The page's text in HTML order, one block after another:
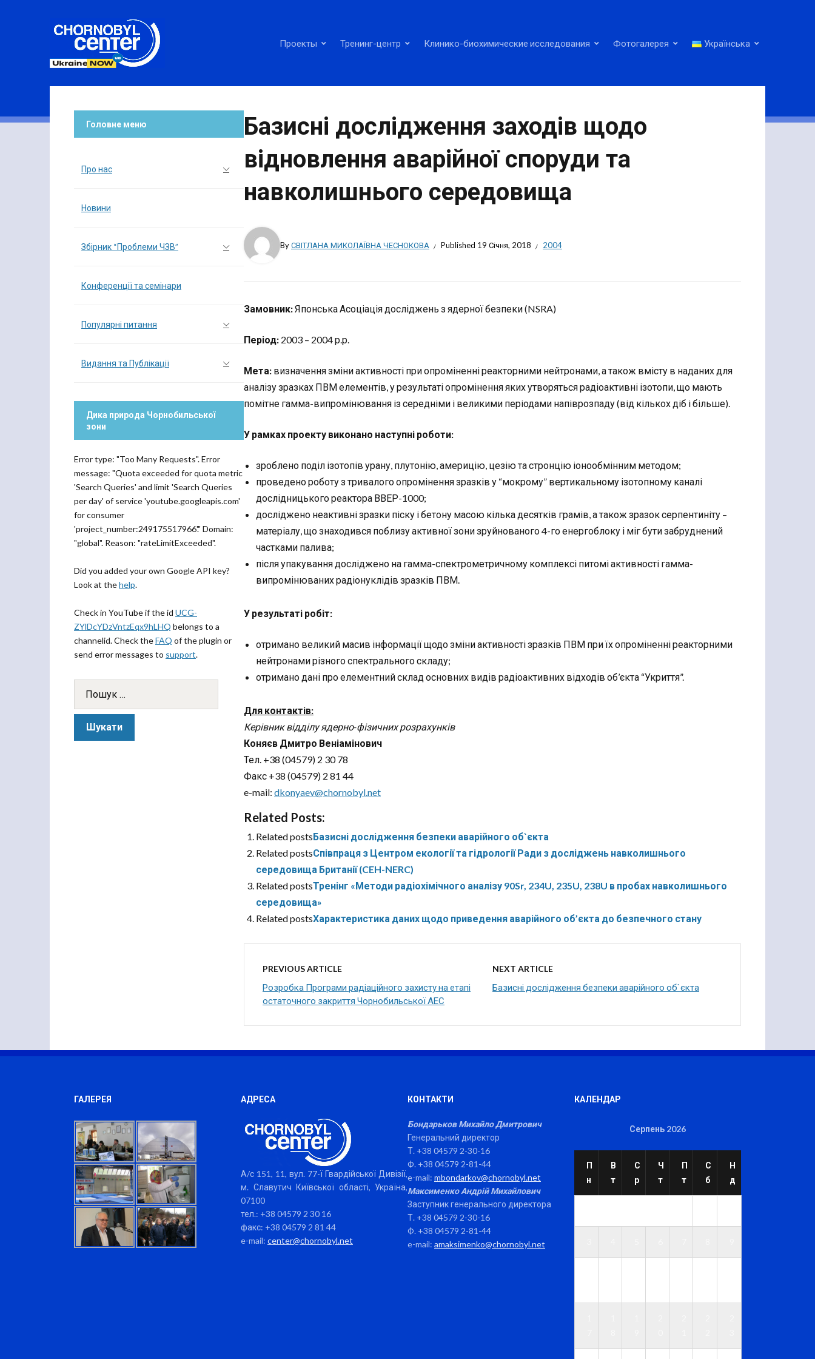
Проекты Тренинг-центр Клинико-биохимические исследования Фотогалерея Українська
Базисні дослідження заходів щодо
відновлення аварійної споруди та
навколишнього середовища
ByСВІТЛАНА МИКОЛАЇВНА ЧЕСНОКОВА Published 19 Січня, 2018 2004
Замовник:Японська Асоціація досліджень з ядерної безпеки (NSRA)
Період: 2003 – 2004 р.р.
Мета: визначення зміни активності при опроміненні реакторними нейтронами, а також вмісту в наданих для
аналізу зразках ПВМ елементів, у результаті опромінення яких утворяться радіоактивні ізотопи, що мають
помітне гамма-випромінювання із середніми і великими періодами напіврозпаду (від кількох діб і більше).
У рамках проекту виконано наступні роботи:
зроблено поділ ізотопів урану, плутонію, америцію, цезію та стронцію іонообмінним методом;
проведено роботу з тривалого опромінення зразків у “мокрому” вертикальному ізотопному каналі
дослідницького реактора ВВЕР-1000;
досліджено неактивні зразки піску і бетону масою кілька десятків грамів, а також зразок серпентиніту –
матеріалу, що знаходився поблизу активної зони зруйнованого 4-го енергоблоку і міг бути забруднений
частками палива;
після упакування досліджено на гамма-спектрометричному комплексі питомі активності гамма-
випромінюваних радіонуклідів зразків ПВМ.
У результаті робіт:
отримано великий масив інформації щодо зміни активності зразків ПВМ при їх опроміненні реакторними
нейтронами різного спектрального складу;
отримано дані про елементний склад основних видів радіоактивних відходів об’єкта “Укриття”.
Для контактів:
Керівник відділу ядерно-фізичних розрахунків
Коняєв Дмитро Веніамінович
Тел. +38 (04579) 2 30 78
Факс +38 (04579) 2 81 44
e-mail: dkonyaev@chornobyl.net
Related Posts:
Related postsБазисні дослідження безпеки аварійного об`єкта
Related postsСпівпраця з Центром екології та гідрології Ради з досліджень навколишнього
середовища Британії (CEH-NERC)
Related postsТренінг «Методи радіохімічного аналізу 90Sr, 234U, 235U, 238U в пробах навколишнього
середовища»
Related postsХарактеристика даних щодо приведення аварійного об’єкта до безпечного стану
PREVIOUS ARTICLE
Розробка Програми радіаційного захисту на етапі
остаточного закриття Чорнобильської АЕС
NEXT ARTICLE
Базисні дослідження безпеки аварійного об`єкта
Головне меню
Про нас
Новини
Збірник “Проблеми ЧЗВ”
Конференції та семінари
Популярні питання
Видання та Публікації
Дика природа Чорнобильської
зони
Error type: "Too Many Requests". Error
message: "Quota exceeded for quota metric
'Search Queries' and limit 'Search Queries
per day' of service 'youtube.googleapis.com'
for consumer
'project_number:249175517966'." Domain:
"global". Reason: "rateLimitExceeded".
Did you added your own Google API key?
Look at thehelp.
Check in YouTube if the id UCG-
ZYlDcYDzVntzEqx9hLHQ belongs to a
channelid. Check theFAQ of the plugin or
send error messages to support.
ГАЛЕРЕЯ АДРЕСА
А/с 151, 11, вул. 77-ї Гвардійської Дивізії,
м. Славутич Київської області, Україна,
07100
тел.: +38 04579 2 30 16
факс: +38 04579 2 81 44
e-mail: center@chornobyl.net
КОНТАКТИ
Бондарьков Михайло Дмитрович
Генеральний директор
Т. +38 04579 2-30-16
Ф. +38 04579 2-81-44
e-mail: mbondarkov@chornobyl.net
Максименко Андрій Михайлович
Заступник генерального директора
Т. +38 04579 2-30-16
Ф. +38 04579 2-81-44
e-mail: amaksimenko@chornobyl.net
КАЛЕНДАР
Серпень 2026
П
н
В
т
С
р
Ч
т
П
т
С
б
Н
д